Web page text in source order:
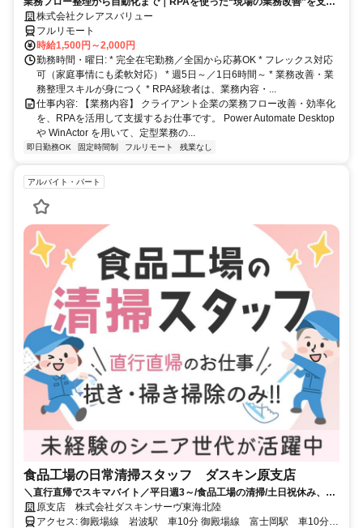
る在宅ワーク｜週5日・1日6時間～
株式会社クレアスバリュー
フルリモート
時給1,500円～2,000円
勤務時間・曜日: * 完全在宅勤務／全国から応募OK * フレックス対応
可（家庭事情にも柔軟対応） * 週5日～／1日6時間～ * 業務改善・業
務整理スキルが身につく * RPA経験者は、業務内容・...
仕事内容: 【業務内容】 クライアント企業の業務フロー改善・効率化
を、RPAを活用して支援するお仕事です。 Power Automate Desktop
や WinActor を用いて、定型業務の...
即日勤務OK 固定時間制 フルリモート 残業なし
アルバイト・パート
食品工場の日常清掃スタッフ ダスキン原支店
＼直行直帰でスキマバイト／平日週3～/食品工場の清掃/土日祝休み、マ
イカー通勤OK◎
原支店 株式会社ダスキンサーヴ東海北陸
アクセス: 御殿場線 岩波駅 車10分 御殿場線 富士岡駅 車10分